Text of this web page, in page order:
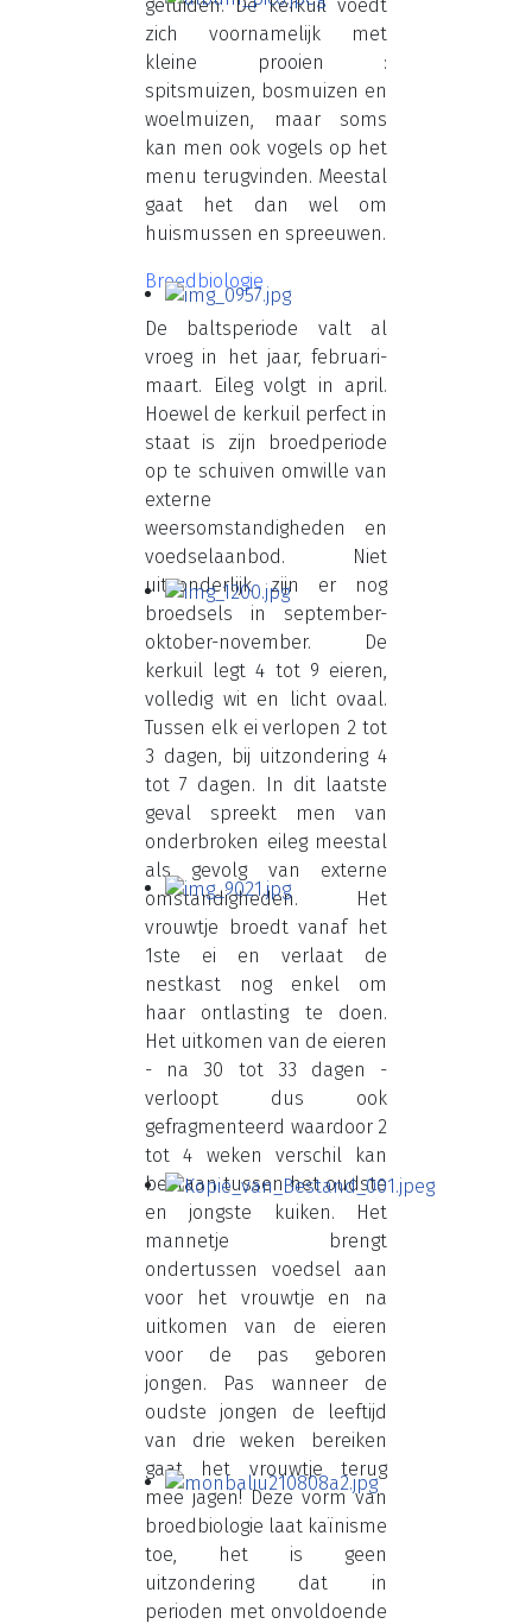
geluiden. De kerkuil voedt
zich voornamelijk met
kleine prooien :
spitsmuizen, bosmuizen en
woelmuizen, maar soms
kan men ook vogels op het
menu terugvinden. Meestal
gaat het dan wel om
huismussen en spreeuwen.
Broedbiologie
De baltsperiode valt al
vroeg in het jaar, februari-
maart. Eileg volgt in april.
Hoewel de kerkuil perfect in
staat is zijn broedperiode
op te schuiven omwille van
externe
weersomstandigheden en
voedselaanbod. Niet
uitzonderlijk zijn er nog
broedsels in september-
oktober-november. De
kerkuil legt 4 tot 9 eieren,
volledig wit en licht ovaal.
Tussen elk ei verlopen 2 tot
3 dagen, bij uitzondering 4
tot 7 dagen. In dit laatste
geval spreekt men van
onderbroken eileg meestal
als gevolg van externe
omstandigheden. Het
vrouwtje broedt vanaf het
1ste ei en verlaat de
nestkast nog enkel om
haar ontlasting te doen.
Het uitkomen van de eieren
- na 30 tot 33 dagen -
verloopt dus ook
gefragmenteerd waardoor 2
tot 4 weken verschil kan
bestaan tussen het oudste
en jongste kuiken. Het
mannetje brengt
ondertussen voedsel aan
voor het vrouwtje en na
uitkomen van de eieren
voor de pas geboren
jongen. Pas wanneer de
oudste jongen de leeftijd
van drie weken bereiken
gaat het vrouwtje terug
mee jagen! Deze vorm van
broedbiologie laat kaïnisme
toe, het is geen
uitzondering dat in
perioden met onvoldoende